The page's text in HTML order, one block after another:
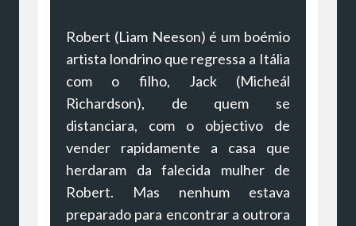
Robert (Liam Neeson) é um boémio
artista londrino que regressa a Itália
com o filho, Jack (Micheál
Richardson), de quem se
distanciara, com o objectivo de
vender rapidamente a casa que
herdaram da falecida mulher de
Robert. Mas nenhum estava
preparado para encontrar a outrora